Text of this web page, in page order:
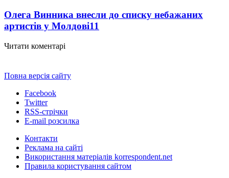
Олега Винника внесли до списку небажаних
артистів у Молдові11
Читати коментарі
Повна версія сайту
Facebook
Twitter
RSS-стрічки
E-mail розсилка
Контакти
Реклама на сайті
Використання матеріалів korrespondent.net
Правила користування сайтом